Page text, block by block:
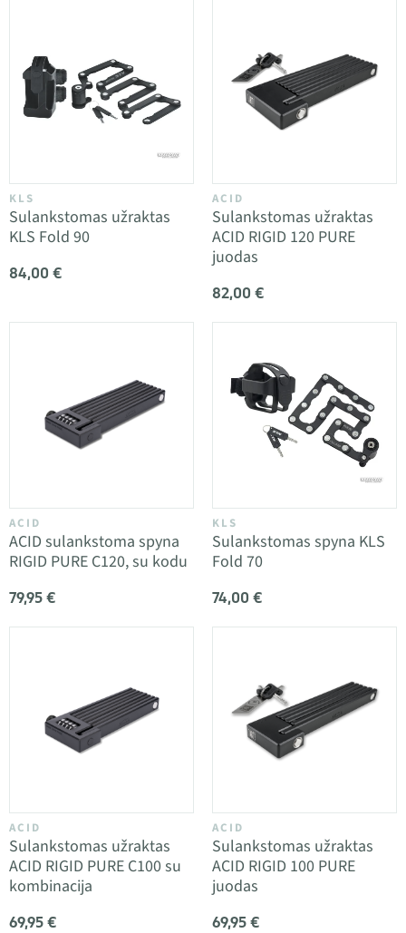
KLS
Sulankstomas užraktas
KLS Fold 90
84,00 €
ACID
Sulankstomas užraktas
ACID RIGID 120 PURE
juodas
82,00 €
ACID
ACID sulankstoma spyna
RIGID PURE C120, su kodu
79,95 €
KLS
Sulankstomas spyna KLS
Fold 70
74,00 €
ACID
Sulankstomas užraktas
ACID RIGID PURE C100 su
kombinacija
69,95 €
ACID
Sulankstomas užraktas
ACID RIGID 100 PURE
juodas
69,95 €